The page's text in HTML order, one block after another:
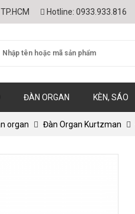
Hotline: 0933.933.816
ĐÀN ORGAN KÈN, SÁO
organ Đàn Organ Kurtzman